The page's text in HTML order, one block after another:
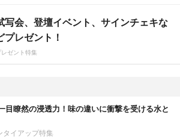
写会、登壇イベント、サインチェキな
プレゼント！
レゼント特集
目瞭然の浸透力！味の違いに衝撃を受ける水と
タイアップ特集